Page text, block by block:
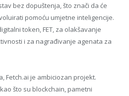
bez dopuštenja, što znači da će
pomoću umjetne inteligencije.
token, FET, za olakšavanje
i za nagrađivanje agenata za
Fetch.ai je ambiciozan projekt.
što su blockchain, pametni